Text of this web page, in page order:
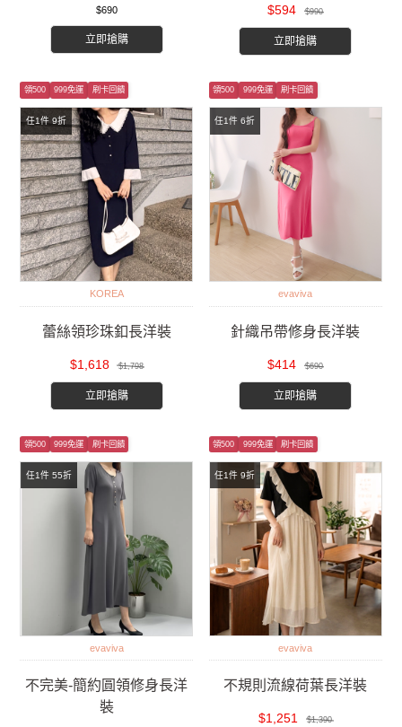
$690
立即搶購
$594 $990
立即搶購
任1件 9折
領500 999免運 刷卡回饋
KOREA
蕾絲領珍珠釦長洋裝
$1,618 $1,798
立即搶購
任1件 6折
領500 999免運 刷卡回饋
evaviva
針織吊帶修身長洋裝
$414 $690
立即搶購
任1件 55折
領500 999免運 刷卡回饋
evaviva
不完美-簡約圓領修身長洋
裝
任1件 9折
領500 999免運 刷卡回饋
evaviva
不規則流線荷葉長洋裝
$1,251 $1,390